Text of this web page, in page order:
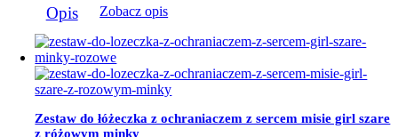
do
produkt
ma
wiele
wariantów.
Opcje
można
wybrać
na
Opis Zobacz opis
Zestaw do łóżeczka z ochraniaczem z sercem misie girl szare
z różowym minky